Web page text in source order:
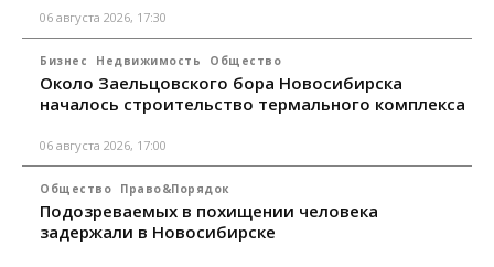
06 августа 2026, 17:30
Бизнес Недвижимость Общество
Около Заельцовского бора Новосибирска
началось строительство термального комплекса
06 августа 2026, 17:00
Общество Право&Порядок
Подозреваемых в похищении человека
задержали в Новосибирске